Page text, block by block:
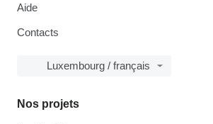
Aide
Contacts
Luxembourg / français
Nos projets